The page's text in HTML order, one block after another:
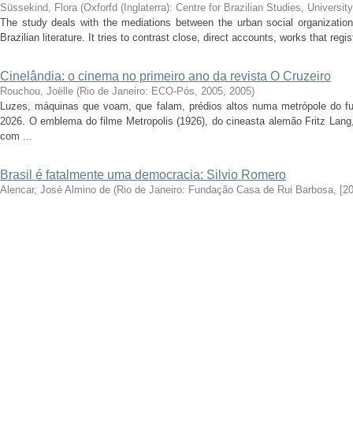
Süssekind, Flora (Oxforfd (Inglaterra): Centre for Brazilian Studies,
The study deals with the mediations between the urban social
Brazilian literature. It tries to contrast close, direct accounts, works that
Cinelândia: o cinema no primeiro ano da revista O Cruzeiro
Rouchou, Joëlle (Rio de Janeiro: ECO-Pós, 2005, 2005)
Luzes, máquinas que voam, que falam, prédios altos numa metrópole do
2026. O emblema do filme Metropolis (1926), do cineasta alemão Fritz
com ...
Brasil é fatalmente uma democracia: Silvio Romero
Alencar, José Almino de (Rio de Janeiro: Fundação Casa de Rui Barbosa,